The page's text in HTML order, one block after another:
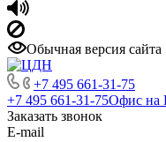
Обычная версия сайта
+7 495 661-31-75
+7 495 661-31-75Офис на
Заказать звонок
E-mail